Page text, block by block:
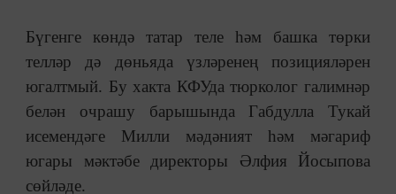
Бүгенге көндә татар теле һәм башка төрки
телләр дә дөньяда үзләренең позицияләрен
югалтмый. Бу хакта КФУда тюрколог галимнәр
белән очрашу барышында Габдулла Тукай
исемендәге Милли мәдәният һәм мәгариф
югары мәктәбе директоры Әлфия Йосыпова
сөйләде.